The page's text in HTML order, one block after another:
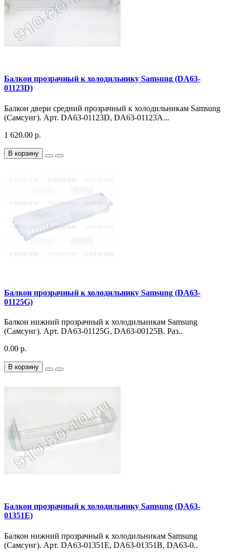
Балкон прозрачный к холодильнику Samsung (DA63-
01123D)
Балкон двери средний прозрачный к холодильникам Samsung
(Самсунг). Арт. DA63-01123D, DA63-01123A...
1 620.00 р.
В корзину
Балкон прозрачный к холодильнику Samsung (DA63-
01125G)
Балкон нижний прозрачный к холодильникам Samsung
(Самсунг). Арт. DA63-01125G, DA63-00125B. Раз..
0.00 р.
В корзину
Балкон прозрачный к холодильнику Samsung (DA63-
01351E)
Балкон нижний прозрачный к холодильникам Samsung
(Самсунг). Арт. DA63-01351E, DA63-01351B, DA63-0..